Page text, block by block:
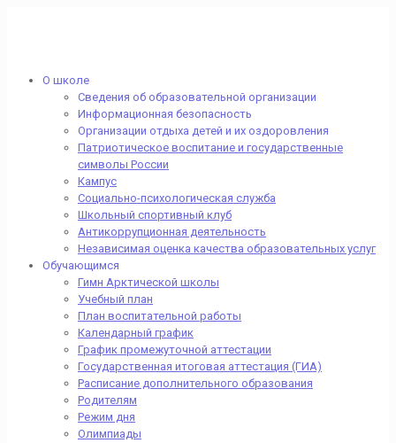
О школе
Сведения об образовательной организации
Информационная безопасность
Организации отдыха детей и их оздоровления
Патриотическое воспитание и государственные
символы России
Кампус
Социально-психологическая служба
Школьный спортивный клуб
Антикоррупционная деятельность
Независимая оценка качества образовательных услуг
Обучающимся
Гимн Арктической школы
Учебный план
План воспитательной работы
Календарный график
График промежуточной аттестации
Государственная итоговая аттестация (ГИА)
Расписание дополнительного образования
Родителям
Режим дня
Олимпиады